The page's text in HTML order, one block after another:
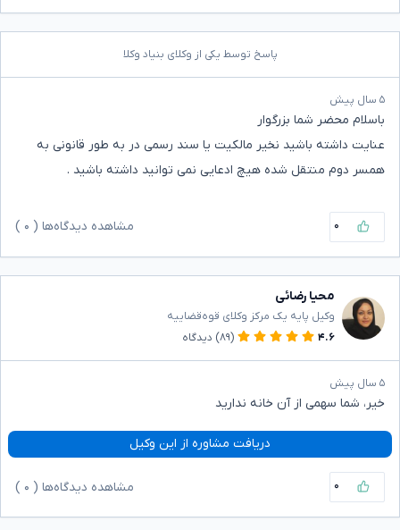
پاسخ توسط یکی از وکلای بنیاد وکلا
۵ سال پیش
باسلام محضر شما بزرگوار
عنایت داشته باشید نخیر مالکیت یا سند رسمی در به طور قانونی به
همسر دوم منتقل شده هیچ ادعایی نمی توانید داشته باشید .
۰ مشاهده دیدگاه‌ها ( ۰
محیا رضائی
وکیل پایه یک مرکز وکلای قوه‌قضاییه
۴.۶
(۸۹) دیدگاه
۵ سال پیش
خیر، شما سهمی از آن خانه ندارید
دریافت مشاوره از این وکیل
۰ مشاهده دیدگاه‌ها ( ۰